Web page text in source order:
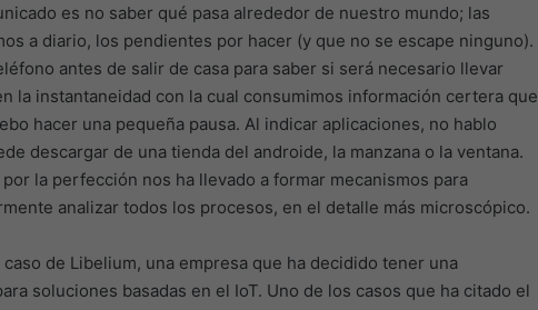
es no saber qué pasa alrededor de nuestro mundo; las
a diario, los pendientes por hacer (y que no se escape ninguno).
antes de salir de casa para saber si será necesario llevar
la instantaneidad con la cual consumimos información certera que
hacer una pequeña pausa. Al indicar aplicaciones, no hablo
descargar de una tienda del androide, la manzana o la ventana.
la perfección nos ha llevado a formar mecanismos para
analizar todos los procesos, en el detalle más microscópico.
de Libelium, una empresa que ha decidido tener una
soluciones basadas en el IoT. Uno de los casos que ha citado el